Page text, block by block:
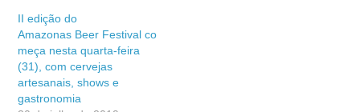
II edição do
Amazonas Beer Festival co
meça nesta quarta-feira
(31), com cervejas
artesanais, shows e
gastronomia